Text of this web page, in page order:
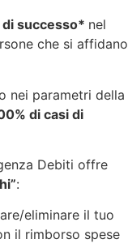
successo* nel
che si affidano
nei parametri della
di casi di
Debiti offre
:
eliminare il tuo
il rimborso spese